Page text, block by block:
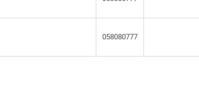
058080777